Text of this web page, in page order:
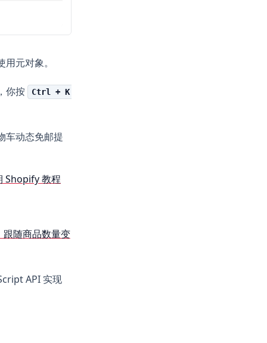
元对象。
你按 Ctrl + K
车动态免邮提
Shopify 教程
随商品数量变
API 实现